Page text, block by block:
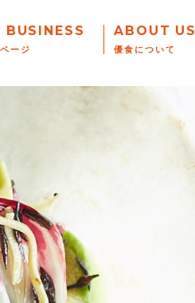
BUSINESS
ージ
ABOUT US
優食について